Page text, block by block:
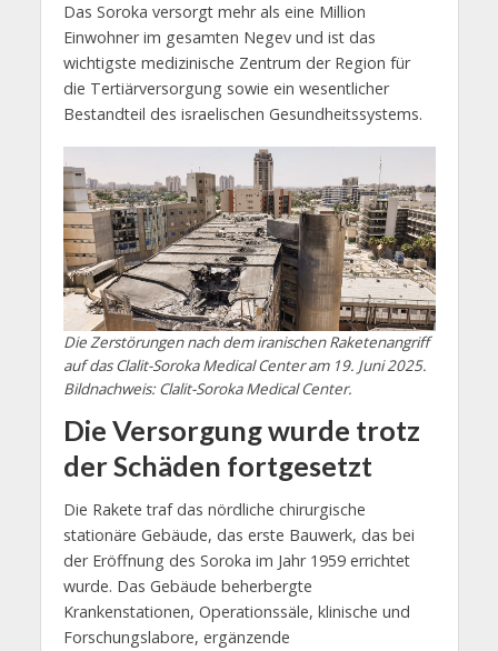
Das Soroka versorgt mehr als eine Million
Einwohner im gesamten Negev und ist das
wichtigste medizinische Zentrum der Region für
die Tertiärversorgung sowie ein wesentlicher
Bestandteil des israelischen Gesundheitssystems.
Die Zerstörungen nach dem iranischen Raketenangriff
auf das Clalit-Soroka Medical Center am 19. Juni 2025.
Bildnachweis: Clalit-Soroka Medical Center.
Die Versorgung wurde trotz
der Schäden fortgesetzt
Die Rakete traf das nördliche chirurgische
stationäre Gebäude, das erste Bauwerk, das bei
der Eröffnung des Soroka im Jahr 1959 errichtet
wurde. Das Gebäude beherbergte
Krankenstationen, Operationssäle, klinische und
Forschungslabore, ergänzende